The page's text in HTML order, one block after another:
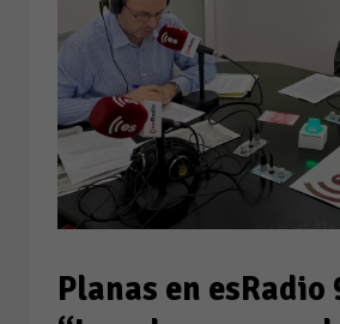
Planas en esRadio